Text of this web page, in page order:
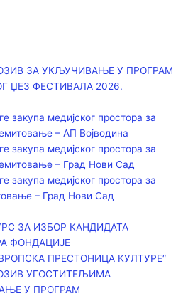
ЗА УКЉУЧИВАЊЕ У ПРОГРАМ
ЏЕЗ ФЕСТИВАЛА 2026.
закупа медијског простора за
– АП Војводинa
закупа медијског простора за
емитовање – Град Нови Сад
закупа медијског простора за
– Град Нови Сад
ЗА ИЗБОР КАНДИДАТА
ФОНДАЦИЈЕ
ПРЕСТОНИЦА КУЛТУРЕ“
УГОСТИТЕЉИМА
У ПРОГРАМ